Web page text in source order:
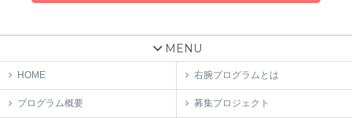
MENU
HOME 右腕プログラムとは
プログラム概要 募集プロジェクト